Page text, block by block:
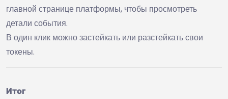
главной странице платформы, чтобы просмотреть
детали события.
В один клик можно застейкать или разстейкать свои
токены.
Итог